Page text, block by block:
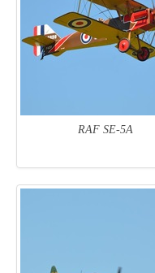
RAF SE-5A